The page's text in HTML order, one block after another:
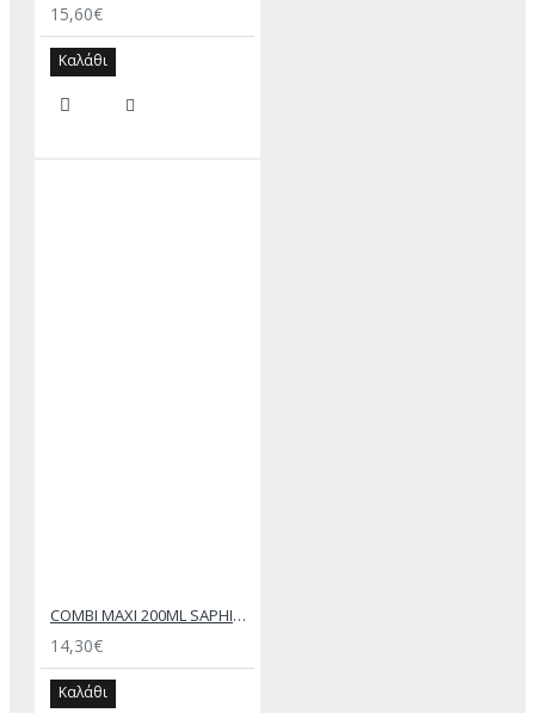
15,60€
Καλάθι
COMBI MAXI 200ML SAPHIR ΘΡΕΨΗΣ ΚΑΙ ΣΤΕΓΑΝΟΠΟΙΗΣΗΣ
14,30€
Καλάθι